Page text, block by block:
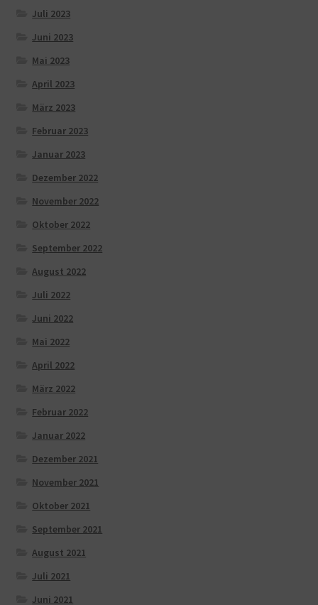
Juli 2023
Juni 2023
Mai 2023
April 2023
März 2023
Februar 2023
Januar 2023
Dezember 2022
November 2022
Oktober 2022
September 2022
August 2022
Juli 2022
Juni 2022
Mai 2022
April 2022
März 2022
Februar 2022
Januar 2022
Dezember 2021
November 2021
Oktober 2021
September 2021
August 2021
Juli 2021
Juni 2021